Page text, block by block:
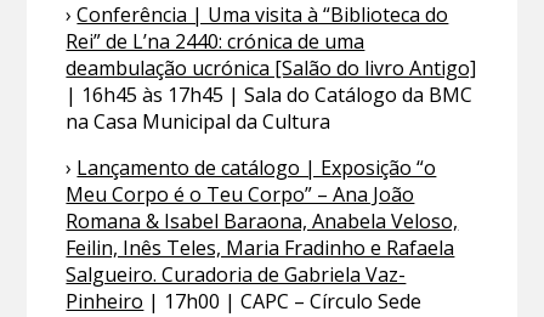
›Conferência | Uma visita à “Biblioteca do
Rei” de L’na 2440: crónica de uma
deambulação ucrónica [Salão do livro Antigo]
| 16h45 às 17h45 | Sala do Catálogo da BMC
na Casa Municipal da Cultura
› Lançamento de catálogo | Exposição “o
Meu Corpo é o Teu Corpo” – Ana João
Romana & Isabel Baraona, Anabela Veloso,
Feilin, Inês Teles, Maria Fradinho e Rafaela
Salgueiro. Curadoria de Gabriela Vaz-
Pinheiro | 17h00 | CAPC – Círculo Sede